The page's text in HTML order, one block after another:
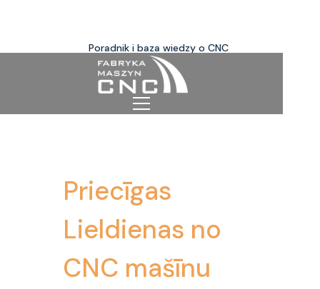
Poradnik i baza wiedzy o CNC
Priecīgas
Lieldienas no
CNC mašīnu